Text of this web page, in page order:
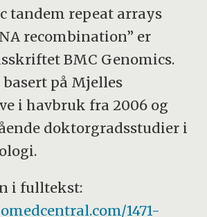
tandem repeat arrays
recombination” er
BMC Genomics.
på Mjelles
i havbruk fra 2006 og
doktorgradsstudier i
i fulltekst:
1471-